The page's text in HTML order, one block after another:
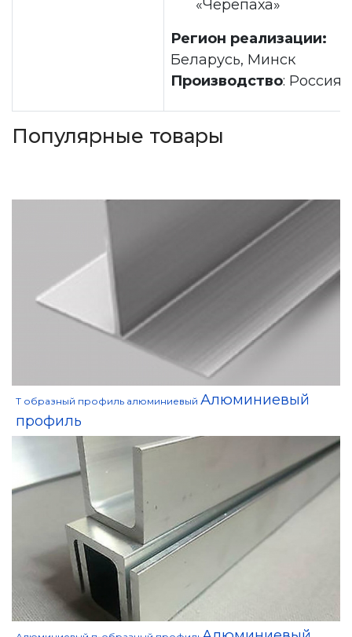
«Черепаха»
Регион реализации:
Беларусь, Минск
Производство: Россия
Популярные товары
Т образный профиль алюминиевый Алюминиевый
профиль